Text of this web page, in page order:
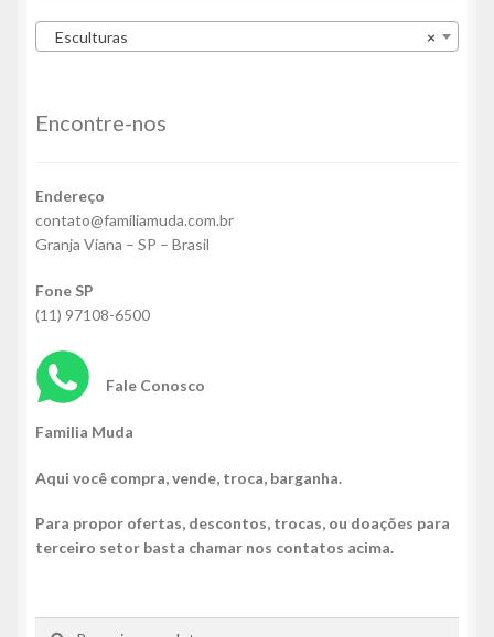
×
Esculturas
Encontre-nos
Endereço
contato@familiamuda.com.br
Granja Viana – SP – Brasil
Fone SP
(11) 97108-6500
Fale Conosco
Familia Muda
Aqui você compra, vende, troca, barganha.
Para propor ofertas, descontos, trocas, ou doações para
terceiro setor basta chamar nos contatos acima.